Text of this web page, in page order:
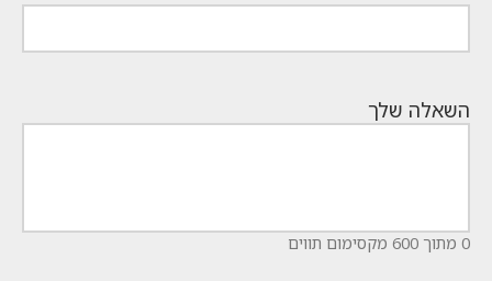
השאלה שלך
0 מתוך 600 מקסימום תווים